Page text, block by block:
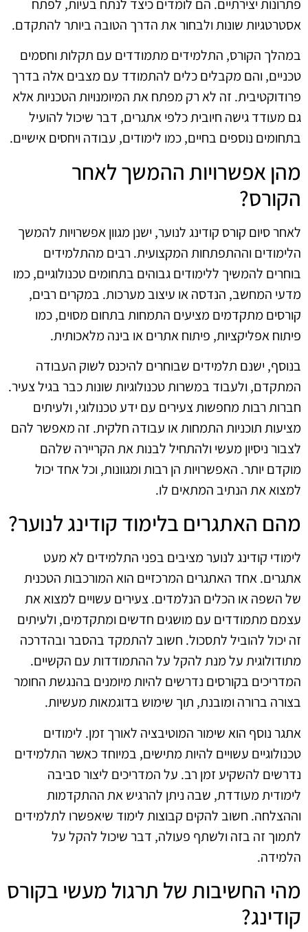
פתרונות יצירתיים. הם לומדים כיצד לנתח בעיות, לפתח
אסטרטגיות שונות ולבחור את הדרך הטובה ביותר להתקדם.
במהלך הקורס, התלמידים מתמודדים עם תקלות וחסמים
טכניים, והם מקבלים כלים להתמודד עם מצבים אלה בדרך
פרודוקטיבית. זה לא רק מפתח את המיומנויות הטכניות אלא
גם מעודד גישה חיובית כלפי אתגרים, דבר שיכול להועיל
בתחומים נוספים בחיים, כמו לימודים, עבודה ויחסים אישיים.
מהן אפשרויות ההמשך לאחר
הקורס?
לאחר סיום קורס קודינג לנוער, ישנן מגוון אפשרויות להמשך
הלימודים וההתפתחות המקצועית. רבים מהתלמידים
בוחרים להמשיך ללימודים גבוהים בתחומים טכנולוגיים, כמו
מדעי המחשב, הנדסה או עיצוב מערכות. במקרים רבים,
קורסים מתקדמים מציעים התמחות בתחום מסוים, כמו
פיתוח אפליקציות, פיתוח אתרים או בינה מלאכותית.
בנוסף, ישנם תלמידים שבוחרים להיכנס לשוק העבודה
המתקדם, ולעבוד במשרות טכנולוגיות שונות כבר בגיל צעיר.
חברות רבות מחפשות צעירים עם ידע טכנולוגי, ולעיתים
מציעות תוכניות התמחות או עבודה חלקית. זה מאפשר להם
לצבור ניסיון מעשי ולהתחיל לבנות את הקריירה שלהם
מוקדם יותר. האפשרויות הן רבות ומגוונות, וכל אחד יכול
למצוא את הנתיב המתאים לו.
מהם האתגרים בלימוד קודינג לנוער?
לימודי קודינג לנוער מציבים בפני התלמידים לא מעט
אתגרים. אחד האתגרים המרכזיים הוא המורכבות הטכנית
של השפה או הכלים הנלמדים. צעירים עשויים למצוא את
עצמם מתמודדים עם מושגים חדשים ומתקדמים, ולעיתים
זה יכול להוביל לתסכול. חשוב להתמקד בהסבר ובהדרכה
מתודולוגית על מנת להקל על ההתמודדות עם הקשיים.
המדריכים בקורסים נדרשים להיות מיומנים בהנגשת החומר
בצורה ברורה ומובנת, תוך שימוש בדוגמאות מעשיות.
אתגר נוסף הוא שימור המוטיבציה לאורך זמן. לימודים
טכנולוגיים עשויים להיות מתישים, במיוחד כאשר התלמידים
נדרשים להשקיע זמן רב. על המדריכים ליצור סביבה
לימודית מעודדת, שבה ניתן להרגיש את ההתקדמות
וההצלחה. חשוב להקים קבוצות לימוד שיאפשרו לתלמידים
לתמוך זה בזה ולשתף פעולה, דבר שיכול להקל על
הלמידה.
מהי החשיבות של תרגול מעשי בקורס
קודינג?